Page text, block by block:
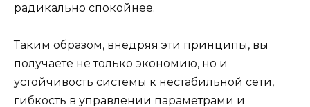
радикально спокойнее.
Таким образом, внедряя эти принципы, вы
получаете не только экономию, но и
устойчивость системы к нестабильной сети,
гибкость в управлении параметрами и